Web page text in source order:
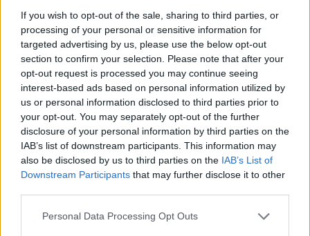
If you wish to opt-out of the sale, sharing to third parties, or
processing of your personal or sensitive information for
targeted advertising by us, please use the below opt-out
section to confirm your selection. Please note that after your
opt-out request is processed you may continue seeing
interest-based ads based on personal information utilized by
us or personal information disclosed to third parties prior to
your opt-out. You may separately opt-out of the further
disclosure of your personal information by third parties on the
IAB’s list of downstream participants. This information may
also be disclosed by us to third parties on the IAB’s List of
Downstream Participants that may further disclose it to other
Personal Data Processing Opt Outs
A repülőgépek szennyvizének vizsgálata hetekkel
korábban képes felismerni a terjedő kórokozókat, mint a
hagyományos globális járványügyi megfigyelési
módszerek.